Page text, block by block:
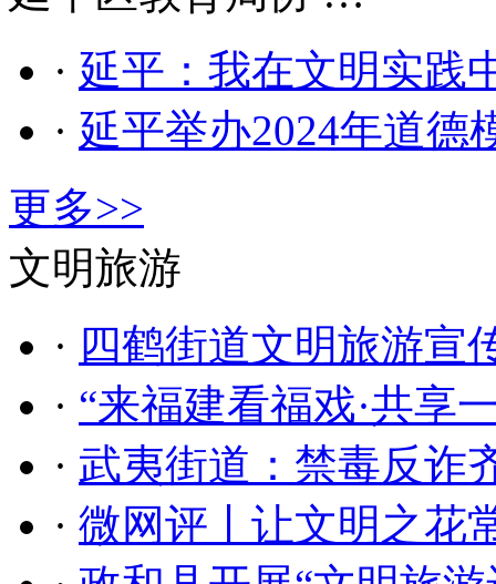
· 延平：我在文明实践
· 延平举办2024年道德
更多>>
文明旅游
· 四鹤街道文明旅游宣
· “来福建看福戏·共享
· 武夷街道：禁毒反诈
· 微网评丨让文明之花